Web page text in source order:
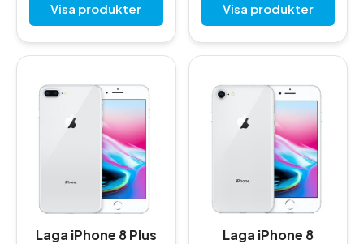
Visa produkter Visa produkter
Laga iPhone 8 Plus Laga iPhone 8